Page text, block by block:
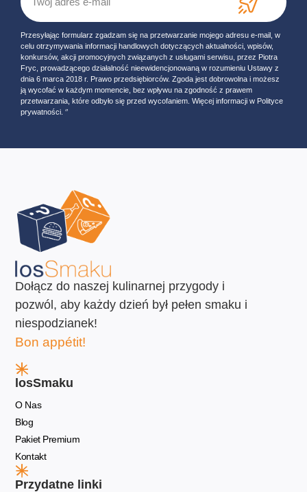
Przesyłając formularz zgadzam się na przetwarzanie mojego adresu e-mail, w
celu otrzymywania informacji handlowych dotyczących aktualności, wpisów,
konkursów, akcji promocyjnych związanych z usługami serwisu, przez Piotra
Fryc, prowadzącego działalność nieewidencjonowaną w rozumieniu Ustawy z
dnia 6 marca 2018 r. Prawo przedsiębiorców. Zgoda jest dobrowolna i możesz
ją wycofać w każdym momencie, bez wpływu na zgodność z prawem
przetwarzania, które odbyło się przed wycofaniem. Więcej informacji w Polityce
prywatności. ‘’
Dołącz do naszej kulinarnej przygody i
pozwól, aby każdy dzień był pełen smaku i
niespodzianek!
Bon appétit!
losSmaku
O Nas
Blog
Pakiet Premium
Kontakt
Przydatne linki